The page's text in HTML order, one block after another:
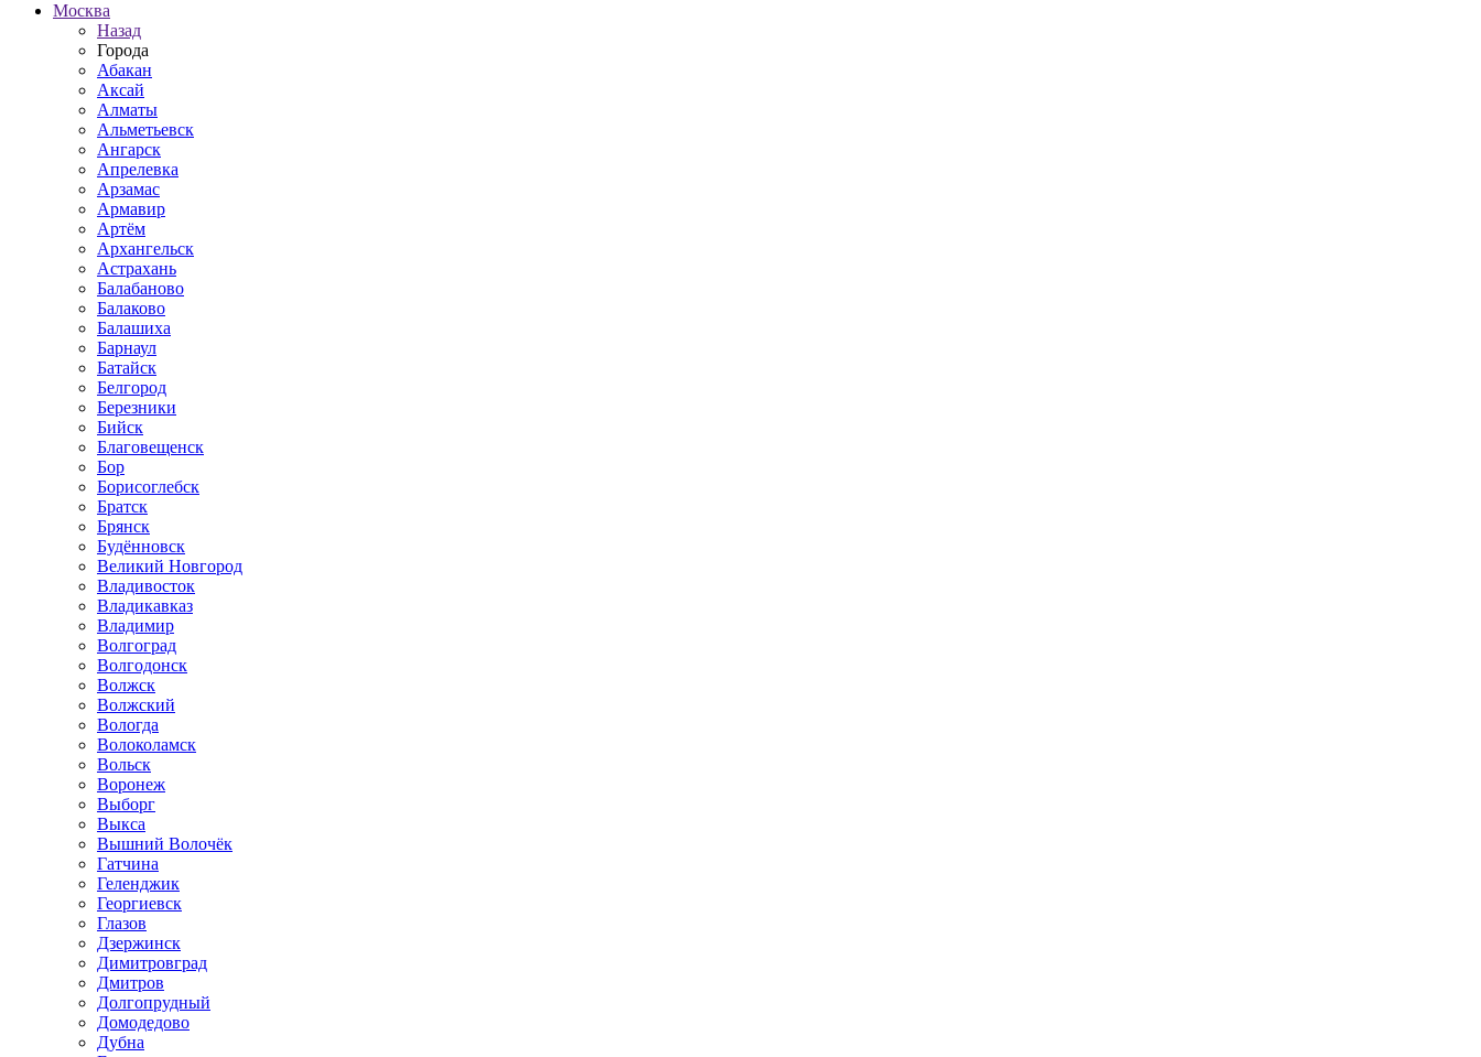
Москва
Назад
Города
Абакан
Аксай
Алматы
Альметьевск
Ангарск
Апрелевка
Арзамас
Армавир
Артём
Архангельск
Астрахань
Балабаново
Балаково
Балашиха
Барнаул
Батайск
Белгород
Березники
Бийск
Благовещенск
Бор
Борисоглебск
Братск
Брянск
Будённовск
Великий Новгород
Владивосток
Владикавказ
Владимир
Волгоград
Волгодонск
Волжск
Волжский
Вологда
Волоколамск
Вольск
Воронеж
Выборг
Выкса
Вышний Волочёк
Гатчина
Геленджик
Георгиевск
Глазов
Дзержинск
Димитровград
Дмитров
Долгопрудный
Домодедово
Дубна